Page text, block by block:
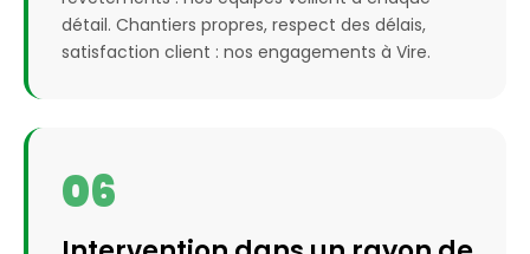
détail. Chantiers propres, respect des délais,
satisfaction client : nos engagements à Vire.
06